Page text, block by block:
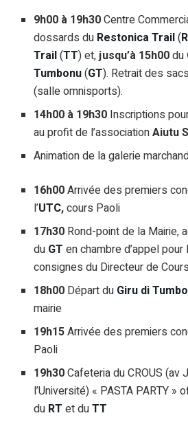
9h00 à 19h30Centre
dossards du Restonica Trail(
Trail(TT) et,jusqu’à 15h00du
Tumbonu(GT). Retrait des
(salle omnisports).
14h00 à 19h30 Inscriptions
au profit de l’associationAiutu
Animation de la galerie
16h00Arrivée des premiers
l’UTC,cours Paoli
17h30 Rond-point de la Mairie,
du GT en chambre d’appel
consignes du Directeur de
18h00 Départ du Giru di
mairie
19h15Arrivée des premiers
Paoli
19h30Cafeteria du CROUS (av
l’Université) « PASTA PARTY »
du RT et duTT